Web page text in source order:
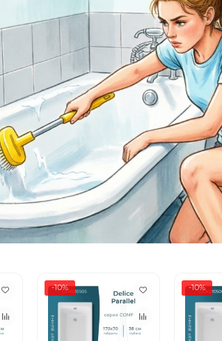
-10% -10%